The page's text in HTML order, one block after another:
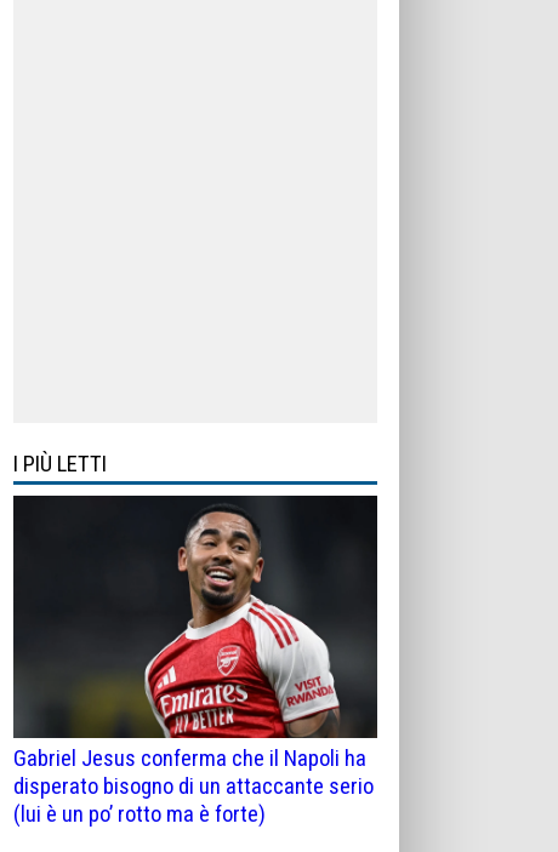
I PIÙ LETTI
Gabriel Jesus conferma che il Napoli ha
disperato bisogno di un attaccante serio
(lui è un po’ rotto ma è forte)